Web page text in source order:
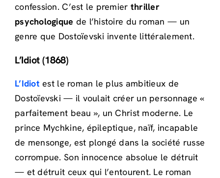
confession. C’est le premier thriller
psychologique de l’histoire du roman — un
genre que Dostoïevski invente littéralement.
L’Idiot (1868)
L’Idiot est le roman le plus ambitieux de
Dostoïevski — il voulait créer un personnage «
parfaitement beau », un Christ moderne. Le
prince Mychkine, épileptique, naïf, incapable
de mensonge, est plongé dans la société russe
corrompue. Son innocence absolue le détruit
— et détruit ceux qui l’entourent. Le roman